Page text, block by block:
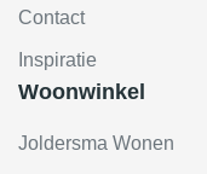
Contact
Inspiratie
Woonwinkel
Joldersma Wonen